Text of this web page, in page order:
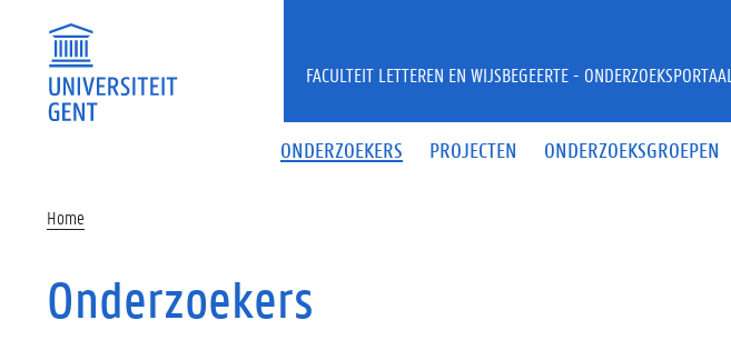
ONDERZOEKERS PROJECTEN ONDERZOEKSGROEPEN
FACULTEIT LETTEREN EN WIJSBEGEERTE - ONDERZOEKSPORTAAL
Home
Onderzoekers